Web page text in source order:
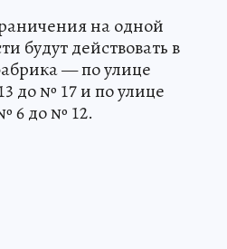
на одной
будут действовать в
— по улице
до № 17 и по улице
6 до № 12.